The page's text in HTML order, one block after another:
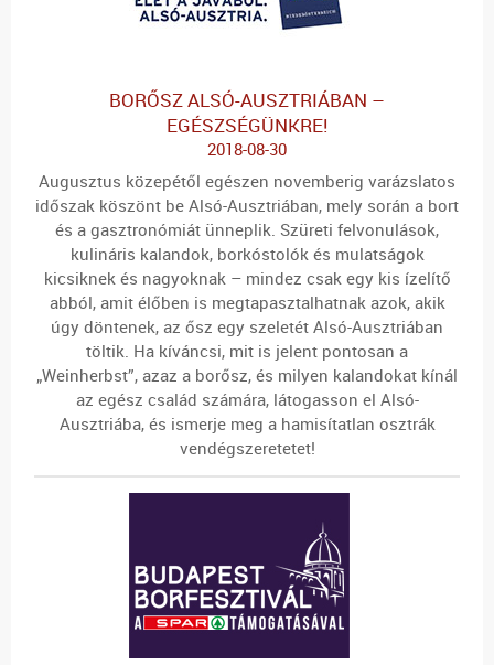
BORŐSZ ALSÓ-AUSZTRIÁBAN –
EGÉSZSÉGÜNKRE!
2018-08-30
Augusztus közepétől egészen novemberig varázslatos
időszak köszönt be Alsó-Ausztriában, mely során a bort
és a gasztronómiát ünneplik. Szüreti felvonulások,
kulináris kalandok, borkóstolók és mulatságok
kicsiknek és nagyoknak – mindez csak egy kis ízelítő
abból, amit élőben is megtapasztalhatnak azok, akik
úgy döntenek, az ősz egy szeletét Alsó-Ausztriában
töltik. Ha kíváncsi, mit is jelent pontosan a
„Weinherbst”, azaz a borősz, és milyen kalandokat kínál
az egész család számára, látogasson el Alsó-
Ausztriába, és ismerje meg a hamisítatlan osztrák
vendégszeretetet!